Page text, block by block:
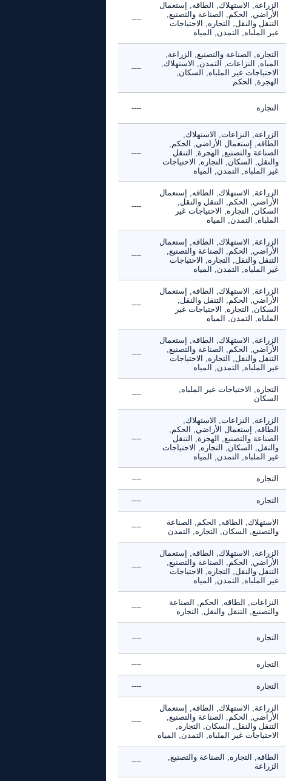
الزراعة, الاستهلاك, الطاقه, إستعمال
الأراضي, الحكم, الصناعة والتصنيع,
التنقل والنقل, التجاره, الاحتياجات
غير الملباه, التمدن, المياه
----
التجاره, الصناعة والتصنيع, الزراعة,
المياه, النزاعات, التمدن, الاستهلاك,
الاحتياجات غير الملباه, السكان,
الهجرة, الحكم
----
التجاره ----
الزراعة, النزاعات, الاستهلاك,
الطاقه, إستعمال الأراضي, الحكم,
الصناعة والتصنيع, الهجرة, التنقل
والنقل, السكان, التجاره, الاحتياجات
غير الملباه, التمدن, المياه
----
الزراعة, الاستهلاك, الطاقه, إستعمال
الأراضي, الحكم, التنقل والنقل,
السكان, التجاره, الاحتياجات غير
الملباه, التمدن, المياه
----
الزراعة, الاستهلاك, الطاقه, إستعمال
الأراضي, الحكم, الصناعة والتصنيع,
التنقل والنقل, التجاره, الاحتياجات
غير الملباه, التمدن, المياه
----
الزراعة, الاستهلاك, الطاقه, إستعمال
الأراضي, الحكم, التنقل والنقل,
السكان, التجاره, الاحتياجات غير
الملباه, التمدن, المياه
----
الزراعة, الاستهلاك, الطاقه, إستعمال
الأراضي, الحكم, الصناعة والتصنيع,
التنقل والنقل, التجاره, الاحتياجات
غير الملباه, التمدن, المياه
----
التجاره, الاحتياجات غير الملباه,
السكان
----
الزراعة, النزاعات, الاستهلاك,
الطاقه, إستعمال الأراضي, الحكم,
الصناعة والتصنيع, الهجرة, التنقل
والنقل, السكان, التجاره, الاحتياجات
غير الملباه, التمدن, المياه
----
التجاره ----
التجاره ----
الاستهلاك, الطاقه, الحكم, الصناعة
والتصنيع, السكان, التجاره, التمدن
----
الزراعة, الاستهلاك, الطاقه, إستعمال
الأراضي, الحكم, الصناعة والتصنيع,
التنقل والنقل, التجاره, الاحتياجات
غير الملباه, التمدن, المياه
----
النزاعات, الطاقه, الحكم, الصناعة
والتصنيع, التنقل والنقل, التجاره
----
التجاره ----
التجاره ----
التجاره ----
الزراعة, الاستهلاك, الطاقه, إستعمال
الأراضي, الحكم, الصناعة والتصنيع,
التنقل والنقل, السكان, التجاره,
الاحتياجات غير الملباه, التمدن, المياه
----
الطاقه, التجاره, الصناعة والتصنيع,
الزراعة
----